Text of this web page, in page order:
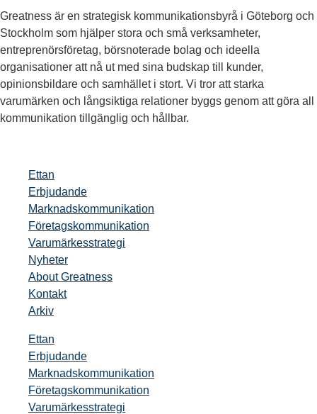
Greatness är en strategisk kommunikationsbyrå i Göteborg och
Stockholm som hjälper stora och små verksamheter,
entreprenörsföretag, börsnoterade bolag och ideella
organisationer att nå ut med sina budskap till kunder,
opinionsbildare och samhället i stort. Vi tror att starka
varumärken och långsiktiga relationer byggs genom att göra all
kommunikation tillgänglig och hållbar.
Ettan
Erbjudande
Marknadskommunikation
Företagskommunikation
Varumärkesstrategi
Nyheter
About Greatness
Kontakt
Arkiv
Ettan
Erbjudande
Marknadskommunikation
Företagskommunikation
Varumärkesstrategi